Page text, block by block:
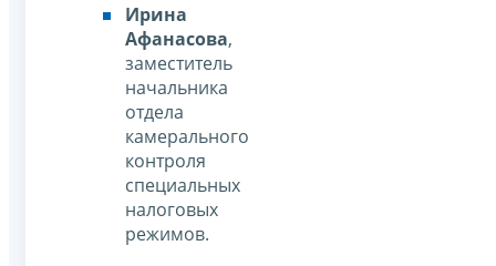
Ирина
Афанасова,
заместитель
начальника
отдела
камерального
контроля
специальных
налоговых
режимов.